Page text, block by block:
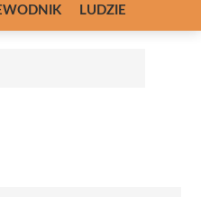
LUDZIE